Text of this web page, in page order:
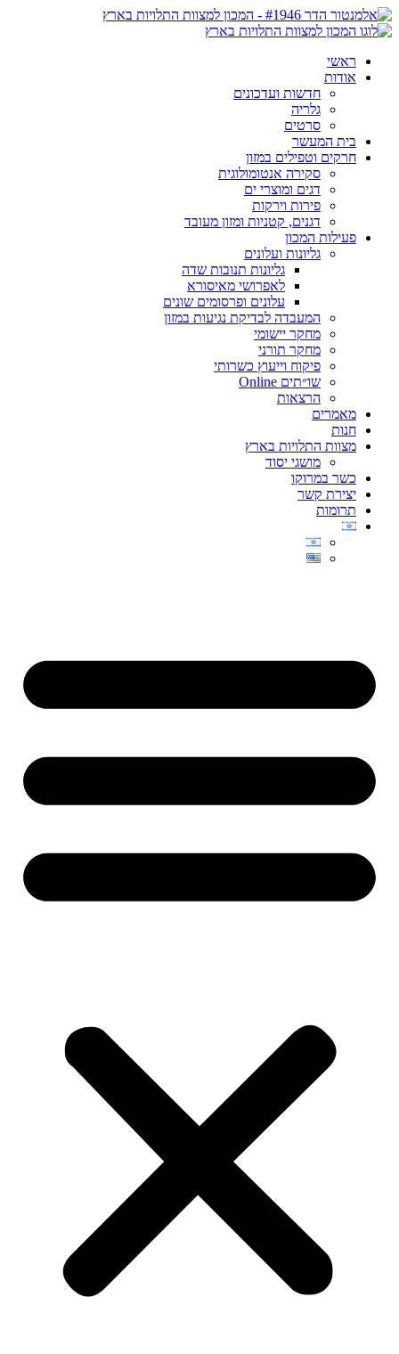
ראשי
אודות
חדשות ועדכונים
גלריה
סרטים
בית המעשר
חרקים וטפילים במזון
סקירה אנטומולוגית
דגים ומוצרי ים
פירות וירקות
דגנים, קטניות ומזון מעובד
פעילות המכון
גליונות ועלונים
גליונות תנובות שדה
לאפרושי מאיסורא
עלונים ופרסומים שונים
המעבדה לבדיקת נגיעות במזון
מחקר יישומי
מחקר תורני
פיקוח וייעוץ כשרותי
שו״תים Online
הרצאות
מאמרים
חנות
מצוות התלויות בארץ
מושגי יסוד
כשר במרוקו
יצירת קשר
תרומות